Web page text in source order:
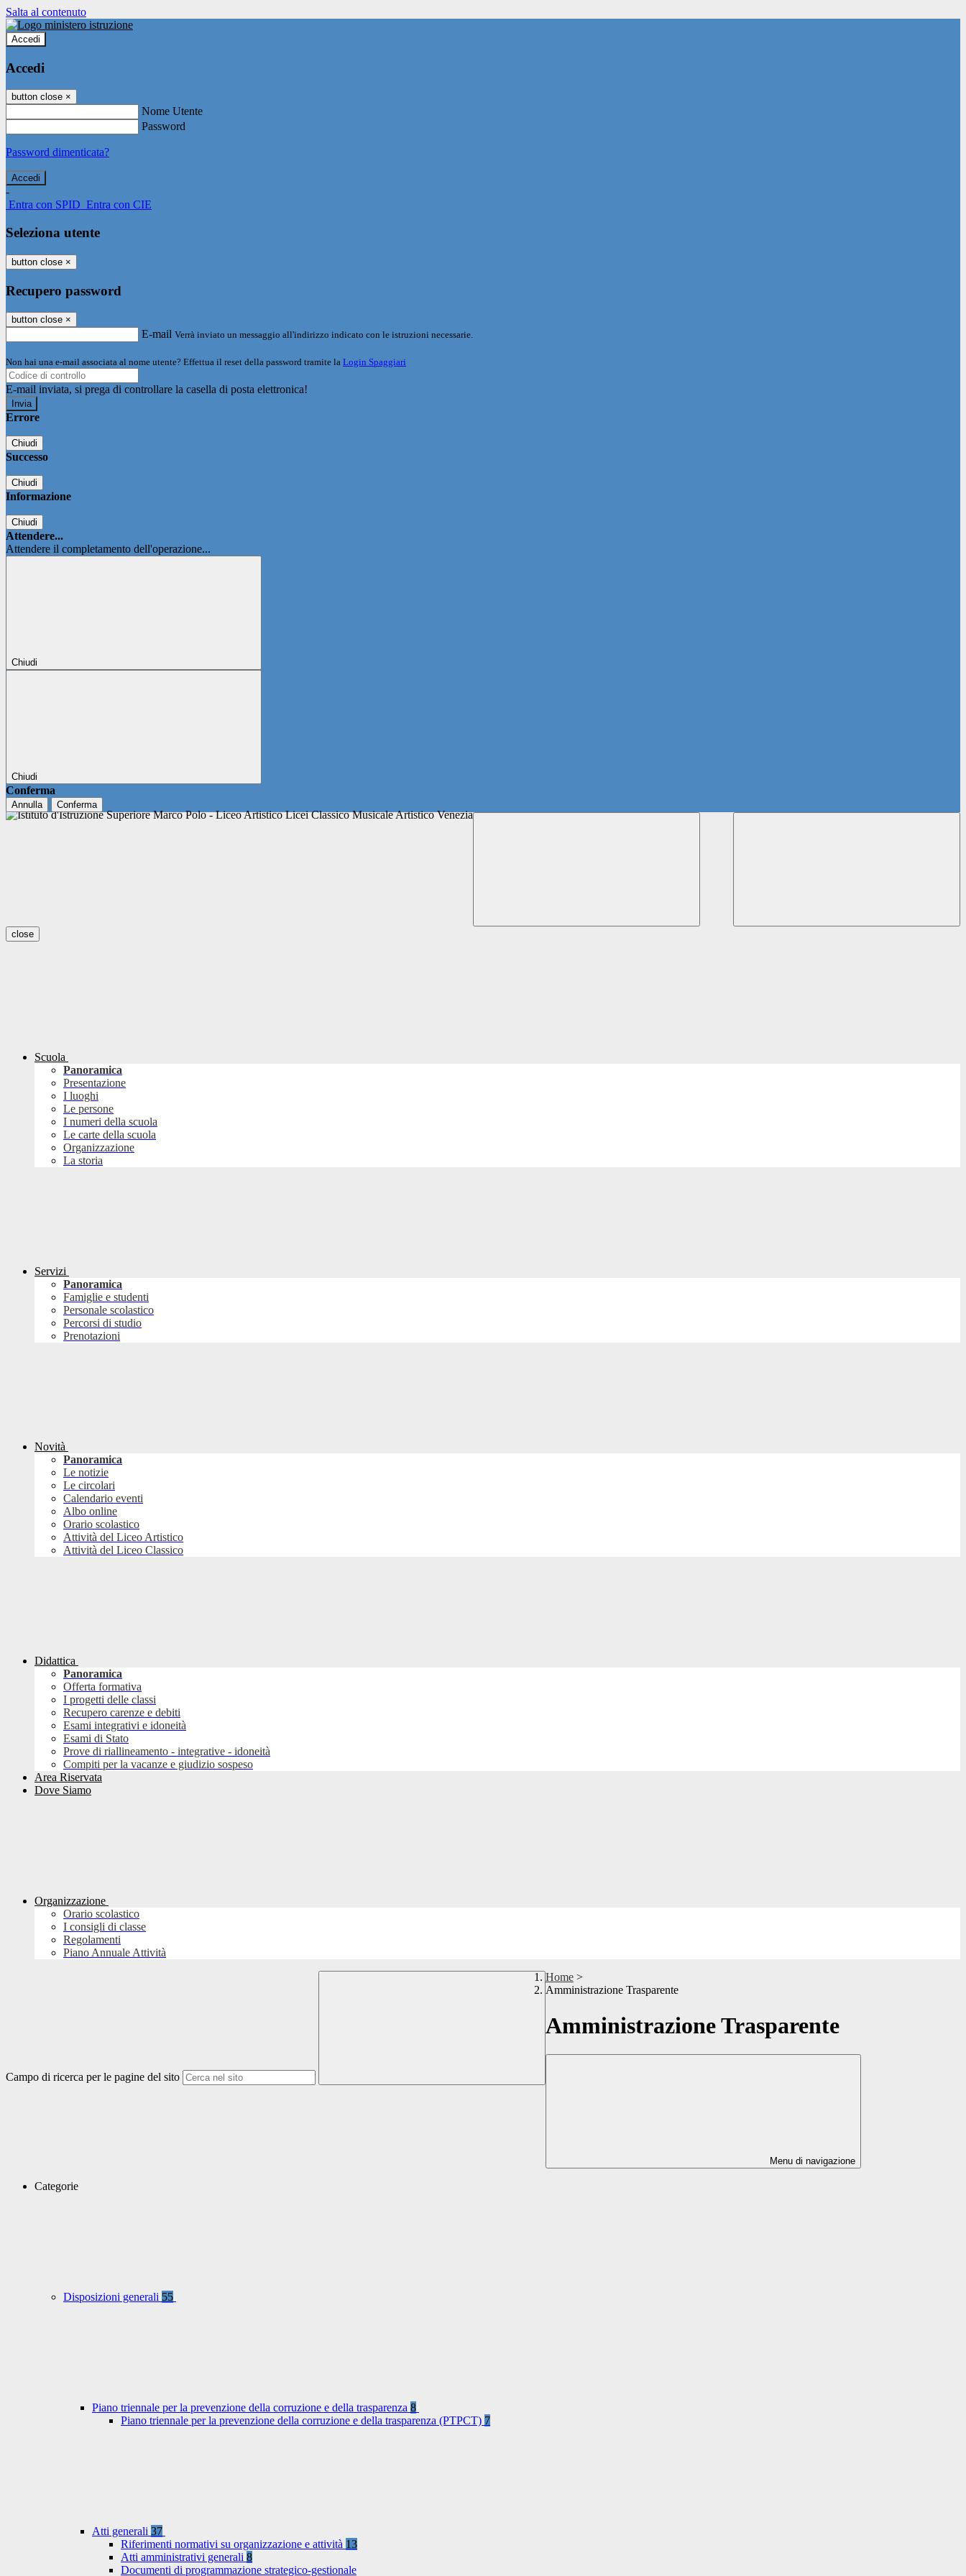
Salta al contenuto
Accedi
Accedi
button close ×
Nome Utente
Password
Password dimenticata?
-
Entra con SPID Entra con CIE
Seleziona utente
button close ×
Recupero password
button close ×
E-mail Verrà inviato un messaggio all'indirizzo indicato con le istruzioni necessarie.
Non hai una e-mail associata al nome utente? Effettua il reset della password tramite la Login Spaggiari
E-mail inviata, si prega di controllare la casella di posta elettronica!
Errore
Chiudi
Successo
Chiudi
Informazione
Chiudi
Attendere...
Attendere il completamento dell'operazione...
Chiudi
Chiudi
Conferma
Annulla Conferma
close
Scuola
Panoramica
Presentazione
I luoghi
Le persone
I numeri della scuola
Le carte della scuola
Organizzazione
La storia
Servizi
Panoramica
Famiglie e studenti
Personale scolastico
Percorsi di studio
Prenotazioni
Novità
Panoramica
Le notizie
Le circolari
Calendario eventi
Albo online
Orario scolastico
Attività del Liceo Artistico
Attività del Liceo Classico
Didattica
Panoramica
Offerta formativa
I progetti delle classi
Recupero carenze e debiti
Esami integrativi e idoneità
Esami di Stato
Prove di riallineamento - integrative - idoneità
Compiti per la vacanze e giudizio sospeso
Area Riservata
Dove Siamo
Organizzazione
Orario scolastico
I consigli di classe
Regolamenti
Piano Annuale Attività
Campo di ricerca per le pagine del sito
Home >
Amministrazione Trasparente
Amministrazione Trasparente
Menu di navigazione
Categorie
Disposizioni generali 55
Piano triennale per la prevenzione della corruzione e della trasparenza 8
Piano triennale per la prevenzione della corruzione e della trasparenza (PTPCT) 7
Atti generali 37
Riferimenti normativi su organizzazione e attività 13
Atti amministrativi generali 8
Documenti di programmazione strategico-gestionale